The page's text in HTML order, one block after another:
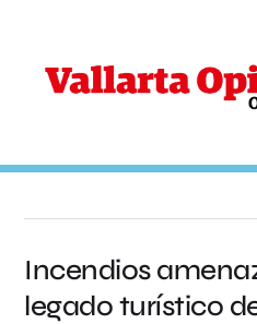
Incendios
legado turístico